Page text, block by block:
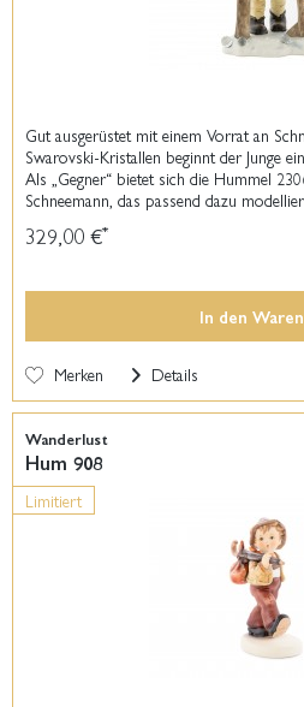
Gut ausgerüstet mit einem Vorrat an
Swarovski-Kristallen beginnt der Junge
Als „Gegner“ bietet sich die Hummel
Schneemann, das passend dazu
329,00 €*
In den
Merken Details
Limitiert
Wanderlust
Hum 908